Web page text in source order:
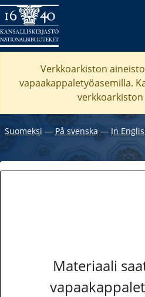
Verkkoarkiston
vapaakappaletyöasemilla.
Suomeksi ― På svenska― In
Materiaali